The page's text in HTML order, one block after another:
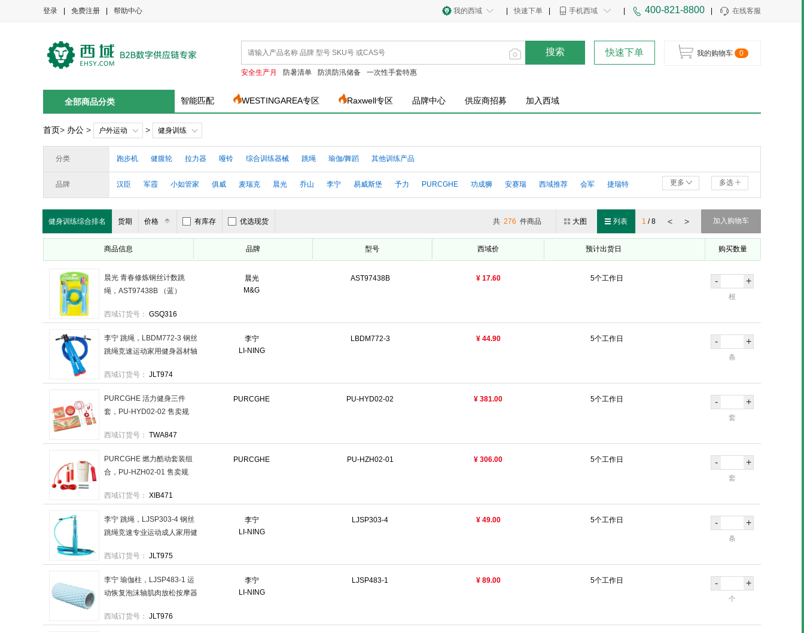
登录 免费注册 帮助中心 在线客服
400-821-8800
手机西域
快速下单
我的西域
搜索
安全生产月 防暑清单 防洪防汛储备 一次性手套特惠
快速下单 我的购物车 0
全部商品分类 智能匹配 WESTINGAREA专区 Raxwell专区 品牌中心 供应商招募 加入西域
首页> 办公 > 户外运动 > 健身训练
分类 跑步机 健腹轮 拉力器 哑铃 综合训练器械 跳绳 瑜伽/舞蹈 其他训练产品
品牌 汉臣 军霞 小如管家 俱威 麦瑞克 晨光 乔山 李宁 易威斯堡 予力 PURCGHE 功成狮 安赛瑞 西域推荐 会军 捷瑞特 多选
更多
健身训练综合排名 货期 价格 有库存 优选现货 加入购物车
< >
1 / 8
大图 列表
共276 件商品
商品信息 品牌 型号 西域价 预计出货日 购买数量
晨光
M&G
AST97438B ¥ 17.60 5个工作日
晨光 青春修炼钢丝计数跳
绳，AST97438B （蓝）
西域订货号： GSQ316
- +
根
李宁
LI-NING
LBDM772-3 ¥ 44.90 5个工作日
李宁 跳绳，LBDM772-3 钢丝
跳绳竞速运动家用健身器材轴
西域订货号： JLT974
- +
条
PURCGHE PU-HYD02-02 ¥ 381.00 5个工作日
PURCGHE 活力健身三件
套，PU-HYD02-02 售卖规
西域订货号： TWA847
- +
套
PURCGHE PU-HZH02-01 ¥ 306.00 5个工作日
PURCGHE 燃力酷动套装组
合，PU-HZH02-01 售卖规
西域订货号： XIB471
- +
套
李宁
LI-NING
LJSP303-4 ¥ 49.00 5个工作日
李宁 跳绳，LJSP303-4 钢丝
跳绳竞速专业运动成人家用健
西域订货号： JLT975
- +
条
李宁
LI-NING
LJSP483-1 ¥ 89.00 5个工作日
李宁 瑜伽柱，LJSP483-1 运
动恢复泡沫轴肌肉放松按摩器
卖规格：1个
西域订货号： JLT976
- +
个